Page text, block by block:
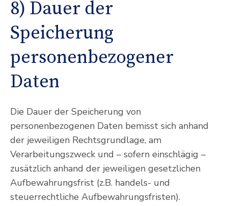
8) Dauer der
Speicherung
personenbezogener
Daten
Die Dauer der Speicherung von
personenbezogenen Daten bemisst sich anhand
der jeweiligen Rechtsgrundlage, am
Verarbeitungszweck und – sofern einschlägig –
zusätzlich anhand der jeweiligen gesetzlichen
Aufbewahrungsfrist (z.B. handels- und
steuerrechtliche Aufbewahrungsfristen).